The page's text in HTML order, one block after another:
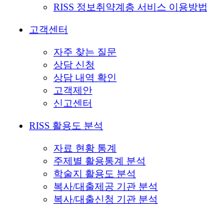
RISS 정보취약계층 서비스 이용방법
고객센터
자주 찾는 질문
상담 신청
상담 내역 확인
고객제안
신고센터
RISS 활용도 분석
자료 현황 통계
주제별 활용통계 분석
학술지 활용도 분석
복사/대출제공 기관 분석
복사/대출신청 기관 분석